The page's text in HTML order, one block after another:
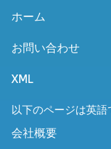
ホーム
お問い合わせ
XML
以下のページは英
会社概要